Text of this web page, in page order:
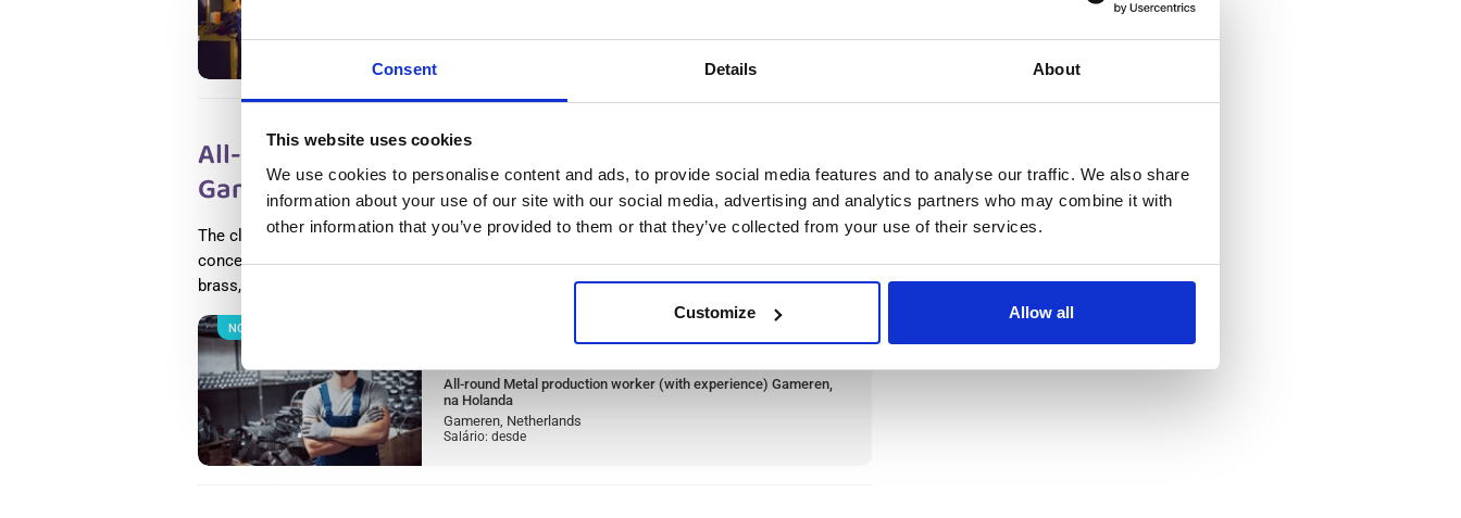
Consent Details About
This website uses cookies
We use cookies to personalise content and ads, to provide social media features and to analyse our traffic. We also share
information about your use of our site with our social media, advertising and analytics partners who may combine it with
other information that you’ve provided to them or that they’ve collected from your use of their services.
Customize Allow all
All-round Metal production worker (with experience)
Gameren, na Holanda
The clientl specializes in sorting and recovering non-ferrous metals from metal
concentrates. Using innovative sorting technologies, metals such as aluminum, copper,
brass, and stainless steel are recovered with a high level of purity.Ler mais
from 14,99€/h star_border 0/5(0 reviews)
All-round Metal production worker (with experience) Gameren,
na Holanda
Gameren, Netherlands
Salário: desde
NOVO